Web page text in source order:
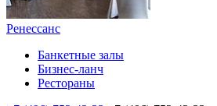
Ренессанс
Банкетные залы
Бизнес-ланч
Рестораны